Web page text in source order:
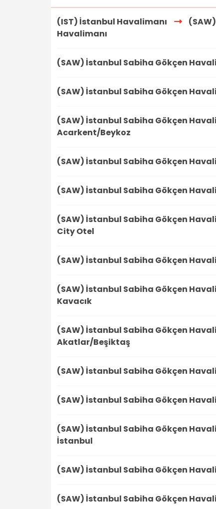
(IST) İstanbul Havalimanı
Havalimanı
(SAW) İstanbul Sabiha Gökçen
(SAW) İstanbul Sabiha Gökçen
(SAW) İstanbul Sabiha Gökçen
Acarkent/Beykoz
(SAW) İstanbul Sabiha Gökçen
(SAW) İstanbul Sabiha Gökçen
(SAW) İstanbul Sabiha Gökçen
City Otel
(SAW) İstanbul Sabiha Gökçen
(SAW) İstanbul Sabiha Gökçen
Kavacık
(SAW) İstanbul Sabiha Gökçen
Akatlar/Beşiktaş
(SAW) İstanbul Sabiha Gökçen
(SAW) İstanbul Sabiha Gökçen
(SAW) İstanbul Sabiha Gökçen
İstanbul
(SAW) İstanbul Sabiha Gökçen
(SAW) İstanbul Sabiha Gökçen